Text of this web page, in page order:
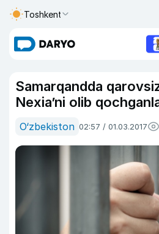
Toshkent
Samarqandda
Nexia’ni olib
O‘zbekiston 02:57 / 01.03.2017